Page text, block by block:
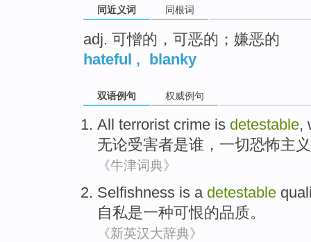
同近义词 同根词
adj. 可憎的，可恶的；嫌恶的
hateful , blanky
双语例句 权威例句
All terrorist crime is detestable,
无论受害者是谁， 一切恐怖主义
《牛津词典》
Selfishness is a detestable
自私是一种可恨的品质。
《新英汉大辞典》